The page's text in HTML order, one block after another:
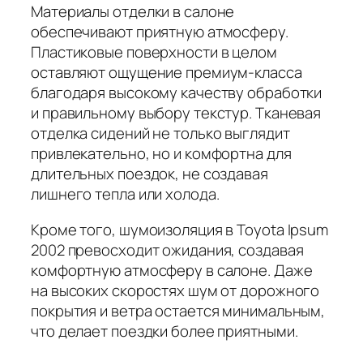
Материалы отделки в салоне
обеспечивают приятную атмосферу.
Пластиковые поверхности в целом
оставляют ощущение премиум-класса
благодаря высокому качеству обработки
и правильному выбору текстур. Тканевая
отделка сидений не только выглядит
привлекательно, но и комфортна для
длительных поездок, не создавая
лишнего тепла или холода.
Кроме того, шумоизоляция в Toyota Ipsum
2002 превосходит ожидания, создавая
комфортную атмосферу в салоне. Даже
на высоких скоростях шум от дорожного
покрытия и ветра остается минимальным,
что делает поездки более приятными.